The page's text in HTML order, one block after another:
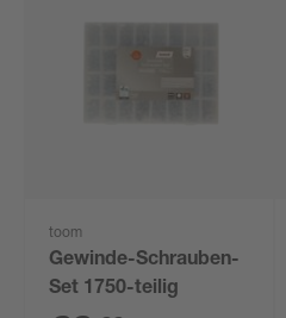
toom
Gewinde-Schrauben-
Set 1750-teilig